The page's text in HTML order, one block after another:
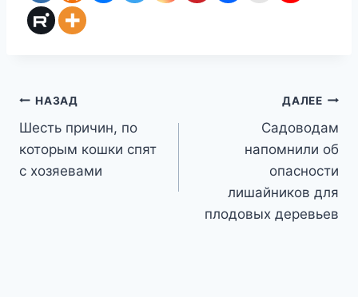
Навигация
по
записям
НАЗАД
Шесть причин, по
которым кошки спят
с хозяевами
ДАЛЕЕ
Садоводам
напомнили об
опасности
лишайников для
плодовых деревьев